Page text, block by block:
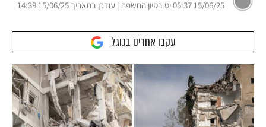
15/06/25 05:37 יט בסיון התשפה | עודכן בתאריך 15/06/25 14:39
עקבו אחרינו בגוגל